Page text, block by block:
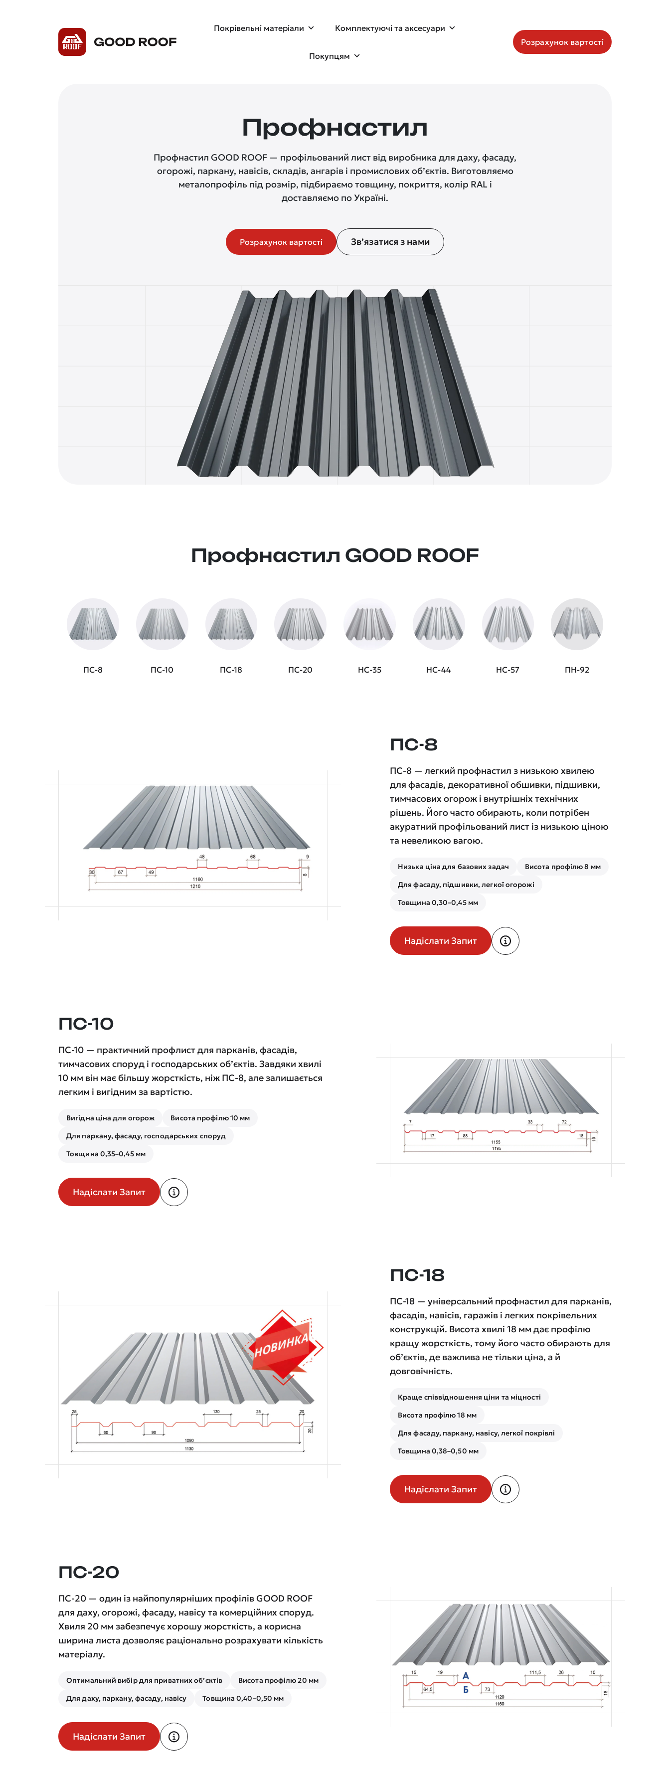
Покрівельні матеріали Комплектуючі та аксесуари
Покупцям
Розрахунок вартості
Профнастил
Профнастил GOOD ROOF — профільований лист від виробника для даху, фасаду,
огорожі, паркану, навісів, складів, ангарів і промислових об’єктів. Виготовляємо
металопрофіль під розмір, підбираємо товщину, покриття, колір RAL і
доставляємо по Україні.
Розрахунок вартості Зв’язатися з нами
Профнастил GOOD ROOF
ПС-8 ПС-10 ПС-18 ПС-20 НС-35 НС-44 НС-57 ПН-92
ПС-8
ПС-8 — легкий профнастил з низькою хвилею
для фасадів, декоративної обшивки, підшивки,
тимчасових огорож і внутрішніх технічних
рішень. Його часто обирають, коли потрібен
акуратний профільований лист із низькою ціною
та невеликою вагою.
Низька ціна для базових задач
Висота профілю 8 мм
Для фасаду, підшивки, легкої огорожі
Товщина 0,30–0,45 мм
Надіслати Запит
ПС-10
ПС-10 — практичний профлист для парканів, фасадів,
тимчасових споруд і господарських об’єктів. Завдяки хвилі
10 мм він має більшу жорсткість, ніж ПС-8, але залишається
легким і вигідним за вартістю.
Вигідна ціна для огорож
Висота профілю 10 мм
Для паркану, фасаду, господарських споруд
Товщина 0,35–0,45 мм
Надіслати Запит
ПС-18
ПС-18 — універсальний профнастил для парканів,
фасадів, навісів, гаражів і легких покрівельних
конструкцій. Висота хвилі 18 мм дає профілю
кращу жорсткість, тому його часто обирають для
об’єктів, де важлива не тільки ціна, а й
довговічність.
Краще співвідношення ціни та міцності
Висота профілю 18 мм
Для фасаду, паркану, навісу, легкої покрівлі
Товщина 0,38–0,50 мм
Надіслати Запит
ПС-20
ПС-20 — один із найпопулярніших профілів GOOD ROOF
для даху, огорожі, фасаду, навісу та комерційних споруд.
Хвиля 20 мм забезпечує хорошу жорсткість, а корисна
ширина листа дозволяє раціонально розрахувати кількість
матеріалу.
Оптимальний вибір для приватних об’єктів
Висота профілю 20 мм
Для даху, паркану, фасаду, навісу
Товщина 0,40–0,50 мм
Надіслати Запит